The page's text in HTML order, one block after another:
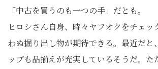
「中古を買うのも一つの手」だとも。
ヒロシさん自身、時々ヤフオクをチェッ
わぬ掘り出し物が期待できる。最近だと
ップも品揃えが充実しているそうだ。た